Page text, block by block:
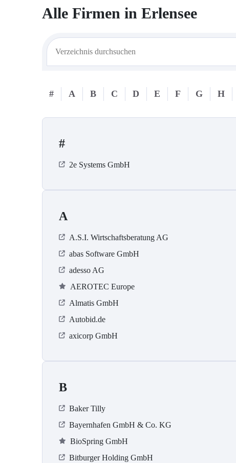
Alle Firmen in Erlensee
# A B C D E F G H
#
2e Systems GmbH
A
A.S.I. Wirtschaftsberatung AG
abas Software GmbH
adesso AG
AEROTEC Europe
Almatis GmbH
Autobid.de
axicorp GmbH
B
Baker Tilly
Bayernhafen GmbH & Co. KG
BioSpring GmbH
Bitburger Holding GmbH